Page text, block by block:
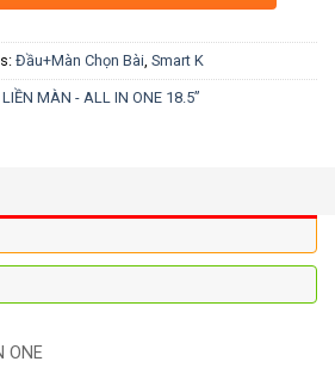
Đầu+Màn Chọn Bài Smart K
MÀN - ALL IN ONE 18.5”
ONE